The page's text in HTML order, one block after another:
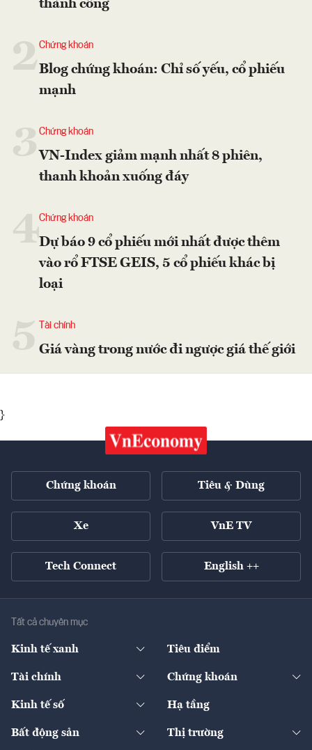
thành công
2Chứng khoán
Blog chứng khoán: Chỉ số yếu, cổ phiếu
mạnh
Chứng khoán
VN-Index giảm mạnh nhất 8 phiên,
thanh khoản xuống đáy
4Chứng khoán
Dự báo 9 cổ phiếu mới nhất được thêm
vào rổ FTSE GEIS, 5 cổ phiếu khác bị
loại
Tài chính
Giá vàng trong nước đi ngược giá thế giới
}
Chứng khoán Tiêu & Dùng
Xe VnE TV
Tech Connect English ++
Tất cả chuyên mục
Kinh tế xanh
Diễn đàn
Tiêu điểm
Tài chính
Ngân hàng
Chứng khoán
Doanh nghiệp niêm yết
Kinh tế số
Sản phẩm - Thị trường
Hạ tầng
Bất động sản Thị trường